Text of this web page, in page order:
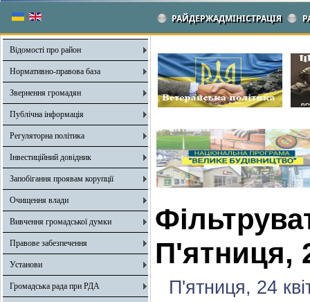
РАЙДЕРЖАДМІНІСТРАЦІЯ
Відомості про район
Нормативно-правова база
Звернення громадян
Публічна інформація
Регуляторна політика
Інвестиційний довідник
Запобігання проявам корупції
Очищення влади
Вивчення громадської думки
Правове забезпечення
Установи
Громадська рада при РДА
П'ятниця,
П'ятниця, 24